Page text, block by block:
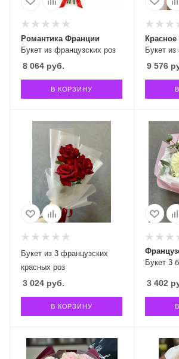
Букет из французских роз
Романтика Франции
8 064 руб.
В КОРЗИНУ
Букет из
Красное
9 576
Букет из 3 французских
красных роз
3 024 руб.
В КОРЗИНУ
Букет 3
3 402